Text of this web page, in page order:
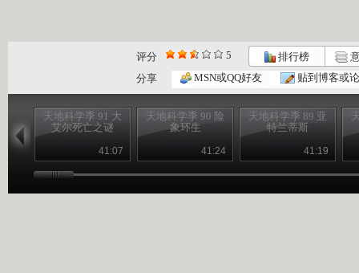
评分 5 排行榜
分享
MSN或QQ好友 贴到博客或
天地科学季 91 大
艾尔死亡之谜
41:07
天地科学季 90 险
象环生
41:24
天地科学季 89 亚
特兰蒂斯
41:19